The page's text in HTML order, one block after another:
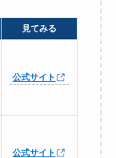
見てみる
公式サイト
公式サイト